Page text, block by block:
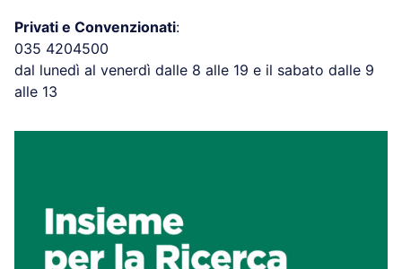
Privati e Convenzionati:
035 4204500
dal lunedì al venerdì dalle 8 alle 19 e il sabato dalle 9
alle 13